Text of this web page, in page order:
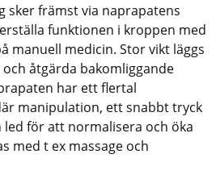
sker främst via naprapatens
funktionen i kroppen med
manuell medicin. Stor vikt läggs
åtgärda bakomliggande
har ett flertal
manipulation, ett snabbt tryck
för att normalisera och öka
med t ex massage och